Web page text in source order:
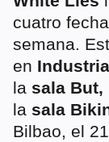
cuatro
semana.
en
la sala But,
la sala
Bilbao, el